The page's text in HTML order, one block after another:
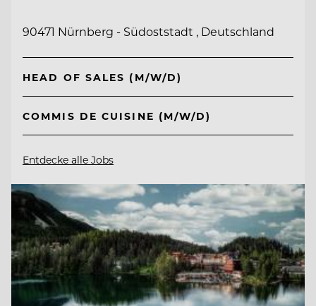
90471 Nürnberg - Südoststadt , Deutschland
HEAD OF SALES (M/W/D)
COMMIS DE CUISINE (M/W/D)
Entdecke alle Jobs